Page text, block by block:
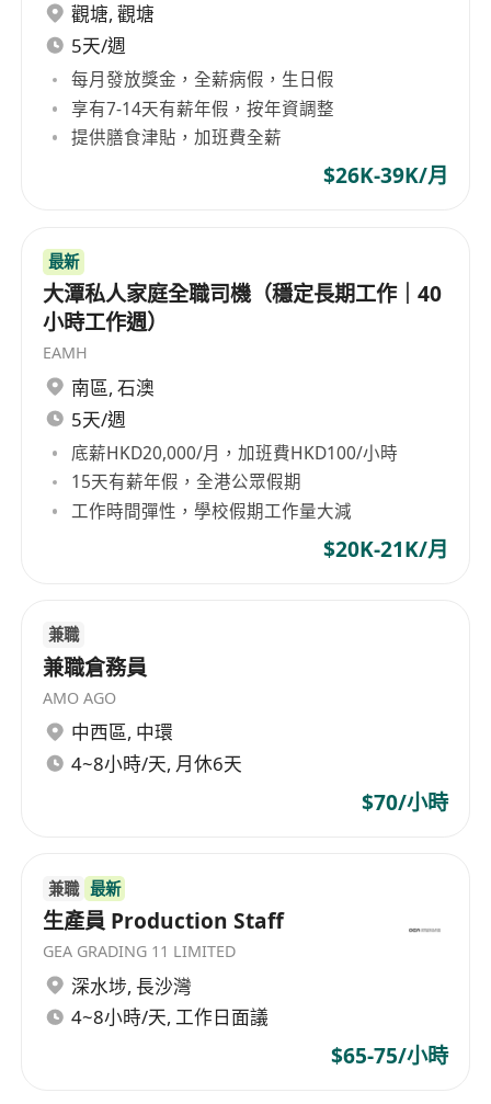
觀塘, 觀塘
5天/週
每月發放獎金，全薪病假，生日假
享有7-14天有薪年假，按年資調整
提供膳食津貼，加班費全薪
$26K-39K/月
最新
大潭私人家庭全職司機（穩定長期工作｜40
小時工作週）
EAMH
南區, 石澳
5天/週
底薪HKD20,000/月，加班費HKD100/小時
15天有薪年假，全港公眾假期
工作時間彈性，學校假期工作量大減
$20K-21K/月
兼職
兼職倉務員
AMO AGO
中西區, 中環
4~8小時/天, 月休6天
$70/小時
兼職 最新
生產員 Production Staff
GEA GRADING 11 LIMITED
深水埗, 長沙灣
4~8小時/天, 工作日面議
$65-75/小時